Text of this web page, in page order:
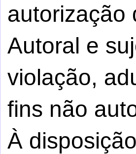
autorização
Autoral e
violação,
fins não
À